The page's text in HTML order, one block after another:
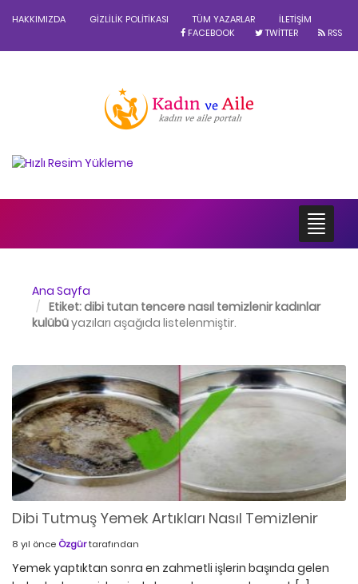
HAKKIMIZDA GIZLILIK POLITIKASI TÜM YAZARLAR
İLETIŞIM
FACEBOOK
TWITTER RSS
Ana Sayfa
Etiket:dibi tutan tencere nasıl temizlenir kadınlar
kulübüyazıları aşağıda listelenmiştir.
Dibi Tutmuş Yemek Artıkları Nasıl Temizlenir
8 yıl önce Özgürtarafından
Yemek yaptıktan sonra en zahmetli işlerin başında gelen